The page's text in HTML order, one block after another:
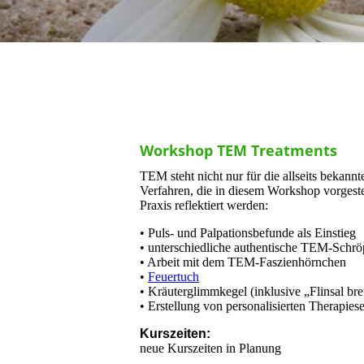
Workshop TEM Treatments
TEM steht nicht nur für die allseits
Verfahren, die in diesem Workshop
Praxis reflektiert werden:
• Puls- und Palpationsbefunde als Einstieg
• unterschiedliche authentische TEM-
• Arbeit mit dem TEM-Faszienhörnchen
• Feuertuch
• Kräuterglimmkegel (inklusive „Flinsal
• Erstellung von personalisierten
Kurszeiten:
neue Kurszeiten in Planung